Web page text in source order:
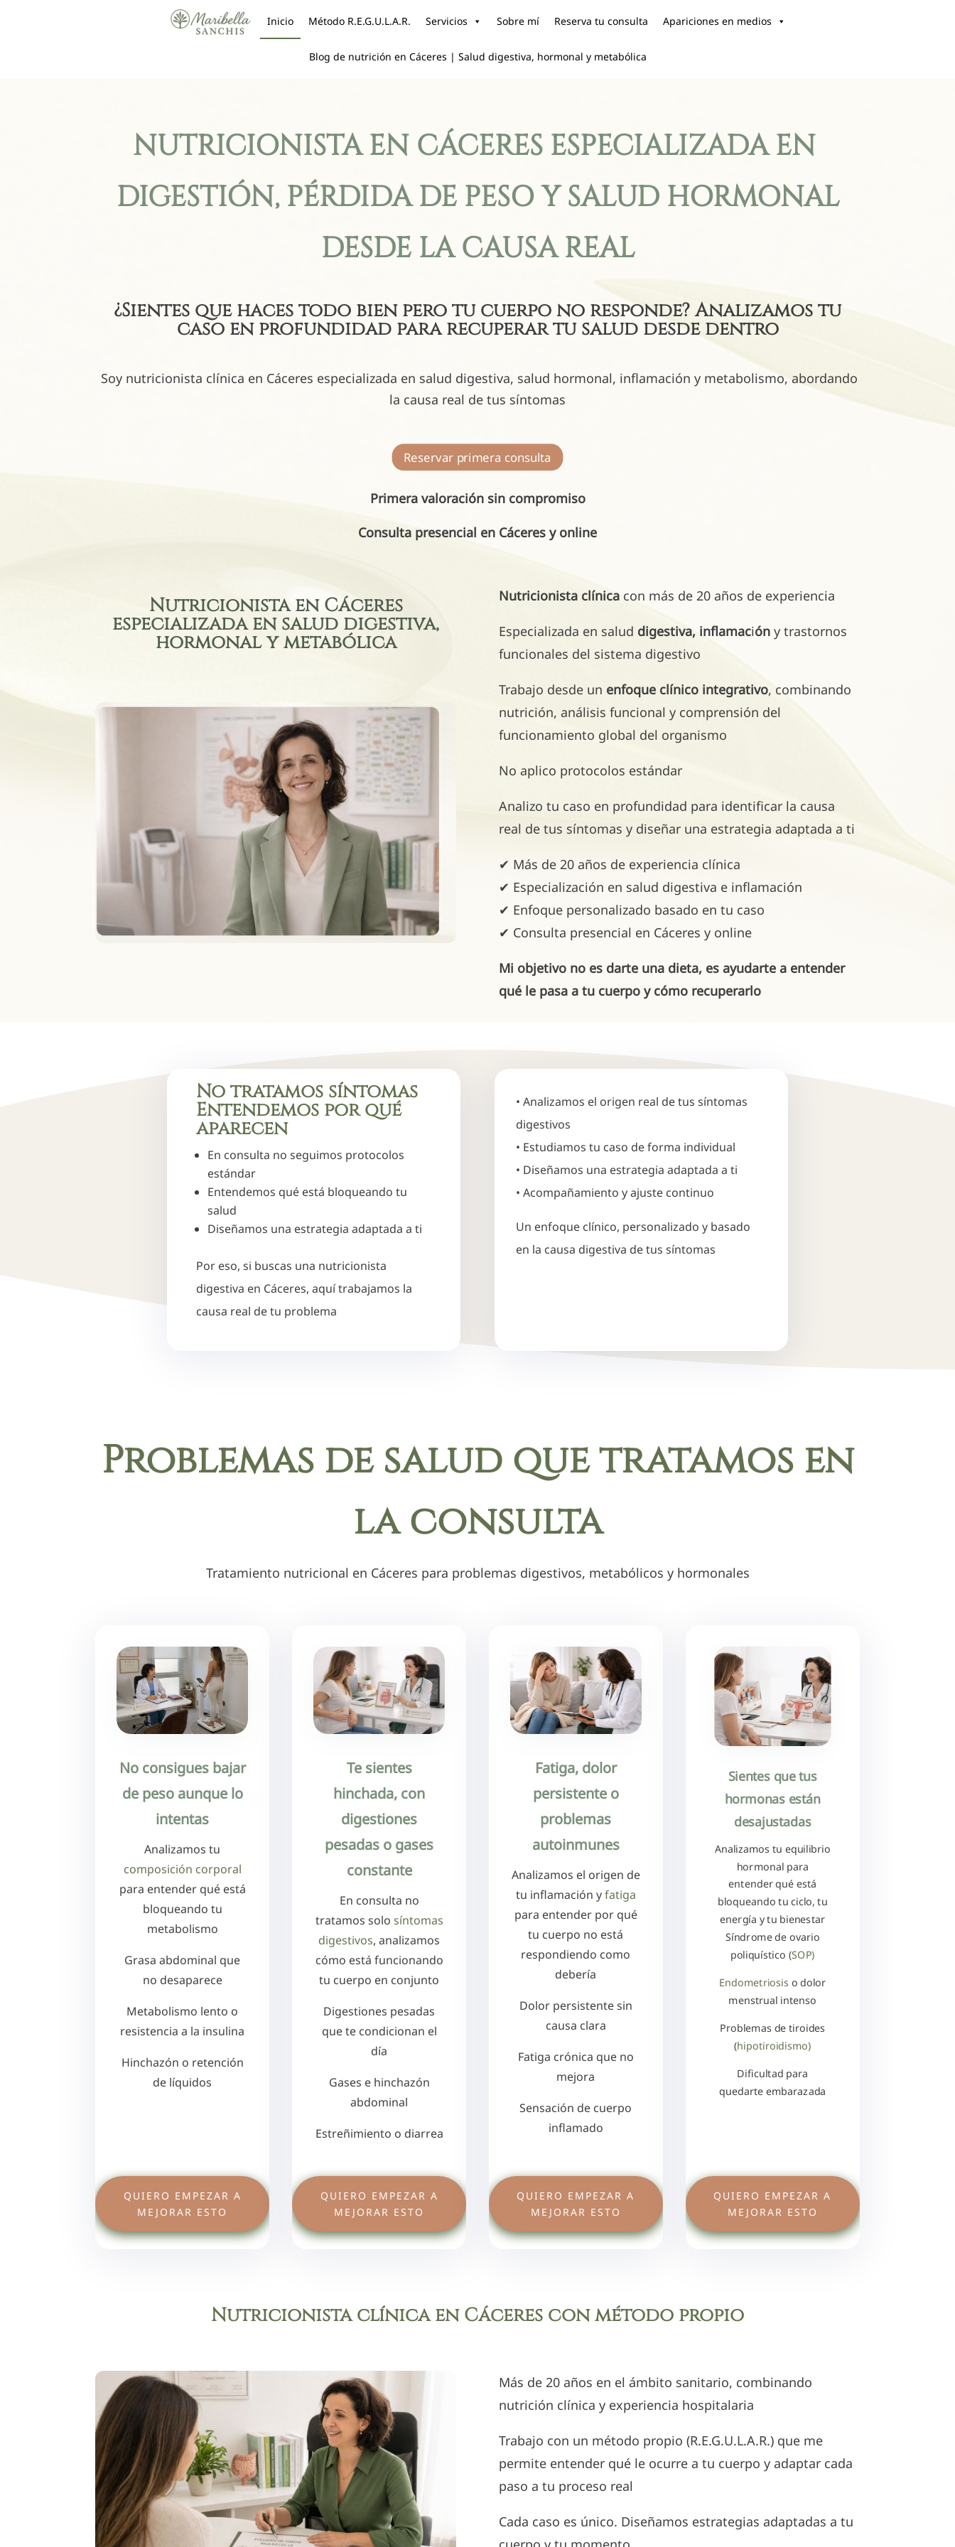
Inicio Método R.E.G.U.L.A.R. Servicios Sobre mí Reserva tu consulta Apariciones en medios
Blog de nutrición en Cáceres | Salud digestiva, hormonal y metabólica
NUTRICIONISTA EN CÁCERES ESPECIALIZADA EN
DIGESTIÓN, PÉRDIDA DE PESO Y SALUD HORMONAL
DESDE LA CAUSA REAL
¿Sientes que haces todo bien pero tu cuerpo no responde? Analizamos tu
caso en profundidad para recuperar tu salud desde dentro
Soy nutricionista clínica en Cáceres especializada en salud digestiva, salud hormonal, inflamación y metabolismo, abordando
la causa real de tus síntomas
Reservar primera consulta
Primera valoración sin compromiso
Consulta presencial en Cáceres y online
Nutricionista en Cáceres
especializada en salud digestiva,
hormonal y metabólica
Nutricionista clínica con más de 20 años de experiencia
Especializada en salud digestiva, inflamacióny trastornos
funcionales del sistema digestivo
Trabajo desde un enfoque clínico integrativo, combinando
nutrición, análisis funcional y comprensión del
funcionamiento global del organismo
No aplico protocolos estándar
Analizo tu caso en profundidad para identificar la causa
real de tus síntomas y diseñar una estrategia adaptada a ti
✔ Más de 20 años de experiencia clínica
✔ Especialización en salud digestiva e inflamación
✔ Enfoque personalizado basado en tu caso
✔ Consulta presencial en Cáceres y online
Mi objetivo no es darte una dieta, es ayudarte a entender
qué le pasa a tu cuerpo y cómo recuperarlo
No tratamos síntomas
Entendemos por qué
aparecen
En consulta no seguimos protocolos
estándar
Entendemos qué está bloqueando tu
salud
Diseñamos una estrategia adaptada a ti
Por eso, si buscas una nutricionista
digestiva en Cáceres, aquí trabajamos la
causa real de tu problema
• Analizamos el origen real de tus síntomas
digestivos
• Estudiamos tu caso de forma individual
• Diseñamos una estrategia adaptada a ti
• Acompañamiento y ajuste continuo
Un enfoque clínico, personalizado y basado
en la causa digestiva de tus síntomas
Problemas de salud que tratamos en
la consulta
Tratamiento nutricional en Cáceres para problemas digestivos, metabólicos y hormonales
No consigues bajar
de peso aunque lo
intentas
Analizamos tu
composición corporal
para entender qué está
bloqueando tu
metabolismo
Grasa abdominal que
no desaparece
Metabolismo lento o
resistencia a la insulina
Hinchazón o retención
de líquidos
QUIERO EMPEZAR A
MEJORAR ESTO
Te sientes
hinchada, con
digestiones
pesadas o gases
constante
En consulta no
tratamos solo síntomas
digestivos, analizamos
cómo está funcionando
tu cuerpo en conjunto
Digestiones pesadas
que te condicionan el
día
Gases e hinchazón
abdominal
Estreñimiento o diarrea
QUIERO EMPEZAR A
MEJORAR ESTO
Fatiga, dolor
persistente o
problemas
autoinmunes
Analizamos el origen de
tu inflamación yfatiga
para entender por qué
tu cuerpo no está
respondiendo como
debería
Dolor persistente sin
causa clara
Fatiga crónica que no
mejora
Sensación de cuerpo
inflamado
QUIERO EMPEZAR A
MEJORAR ESTO
Sientes que tus
hormonas están
desajustadas
Analizamos tu equilibrio
hormonal para
entender qué está
bloqueando tu ciclo, tu
energía y tu bienestar
Síndrome de ovario
poliquístico (SOP)
Endometriosis o dolor
menstrual intenso
Problemas de tiroides
(hipotiroidismo)
Dificultad para
quedarte embarazada
QUIERO EMPEZAR A
MEJORAR ESTO
Nutricionista clínica en Cáceres con método propio
Más de 20 años en el ámbito sanitario, combinando
nutrición clínica y experiencia hospitalaria
Trabajo con un método propio (R.E.G.U.L.A.R.) que me
permite entender qué le ocurre a tu cuerpo y adaptar cada
paso a tu proceso real
Cada caso es único. Diseñamos estrategias adaptadas a tu